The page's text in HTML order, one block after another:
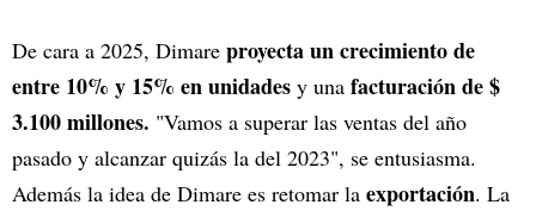
De cara a 2025, Dimare proyecta un crecimiento de
entre 10% y 15% en unidades y una facturación de $
3.100 millones. "Vamos a superar las ventas del año
pasado y alcanzar quizás la del 2023", se entusiasma.
Además la idea de Dimare es retomar la exportación. La